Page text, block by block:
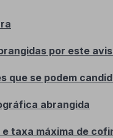
por este
que se podem
abrangida
taxa máxima de